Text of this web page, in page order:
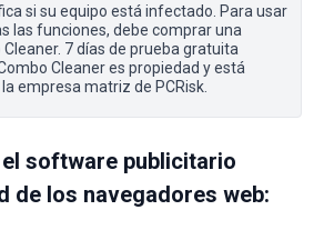
si su equipo está infectado. Para usar
las funciones, debe comprar una
Cleaner. 7 días de prueba gratuita
Cleaner es propiedad y está
la empresa matriz de PCRisk.
el software publicitario
de los navegadores web: